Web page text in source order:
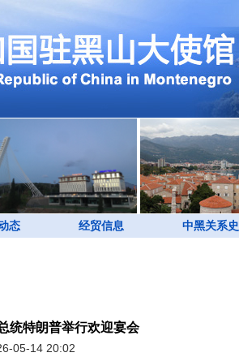
态 经贸信息 中黑关系史
统特朗普举行欢迎宴会
05-14 20:02